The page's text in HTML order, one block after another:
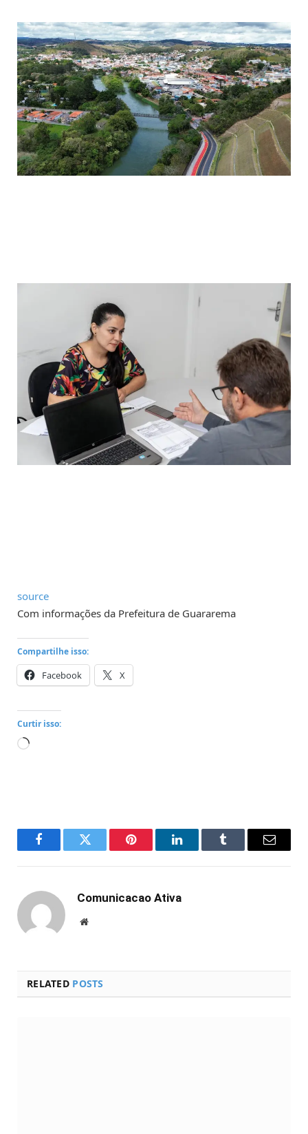
source
Com informações da Prefeitura de Guararema
Compartilhe isso:
Facebook X
Curtir isso:
Carregando...
FacebookTwitter Pinterest LinkedInTumblr Email
Comunicacao Ativa
Website
RELATED POSTS